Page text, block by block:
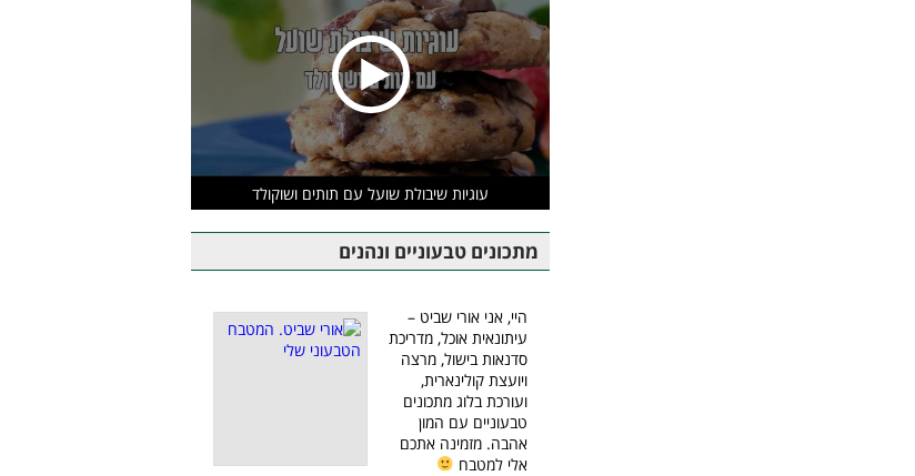
עוגיות שיבולת שועל עם תותים ושוקולד
מתכונים טבעוניים ונהנים
היי, אני אורי שביט –
עיתונאית אוכל, מדריכת
סדנאות בישול, מרצה
ויועצת קולינארית,
ועורכת בלוג מתכונים
טבעוניים עם המון
אהבה. מזמינה אתכם
אלי למטבח